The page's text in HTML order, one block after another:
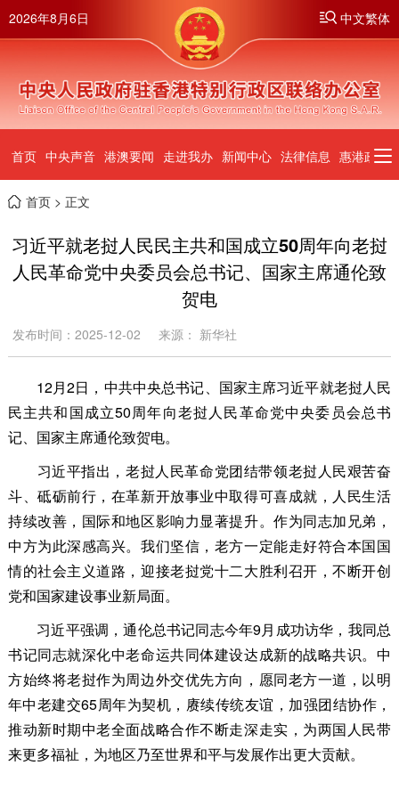
2026年8月6日 中文繁体
首页 中央声音 港澳要闻 走进我办 新闻中心 法律信息 惠港政策
首页> 正文
习近平就老挝人民民主共和国成立50周年向老挝
人民革命党中央委员会总书记、国家主席通伦致
贺电
发布时间：2025-12-02 来源： 新华社
12月2日，中共中央总书记、国家主席习近平就老挝人民
民主共和国成立50周年向老挝人民革命党中央委员会总书
记、国家主席通伦致贺电。
习近平指出，老挝人民革命党团结带领老挝人民艰苦奋
斗、砥砺前行，在革新开放事业中取得可喜成就，人民生活
持续改善，国际和地区影响力显著提升。作为同志加兄弟，
中方为此深感高兴。我们坚信，老方一定能走好符合本国国
情的社会主义道路，迎接老挝党十二大胜利召开，不断开创
党和国家建设事业新局面。
习近平强调，通伦总书记同志今年9月成功访华，我同总
书记同志就深化中老命运共同体建设达成新的战略共识。中
方始终将老挝作为周边外交优先方向，愿同老方一道，以明
年中老建交65周年为契机，赓续传统友谊，加强团结协作，
推动新时期中老全面战略合作不断走深走实，为两国人民带
来更多福祉，为地区乃至世界和平与发展作出更大贡献。